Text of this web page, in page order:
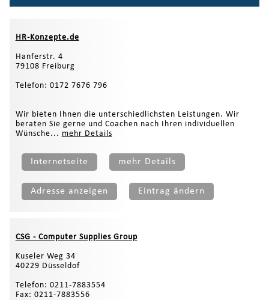
HR-Konzepte.de
Hanferstr. 4
79108 Freiburg
Telefon: 0172 7676 796
Wir bieten Ihnen die unterschiedlichsten Leistungen. Wir
beraten Sie gerne und Coachen nach Ihren individuellen
Wünsche... mehr Details
Internetseite mehr Details
Adresse anzeigen Eintrag ändern
CSG - Computer Supplies Group
Kuseler Weg 34
40229 Düsseldof
Telefon: 0211-7883554
Fax: 0211-7883556